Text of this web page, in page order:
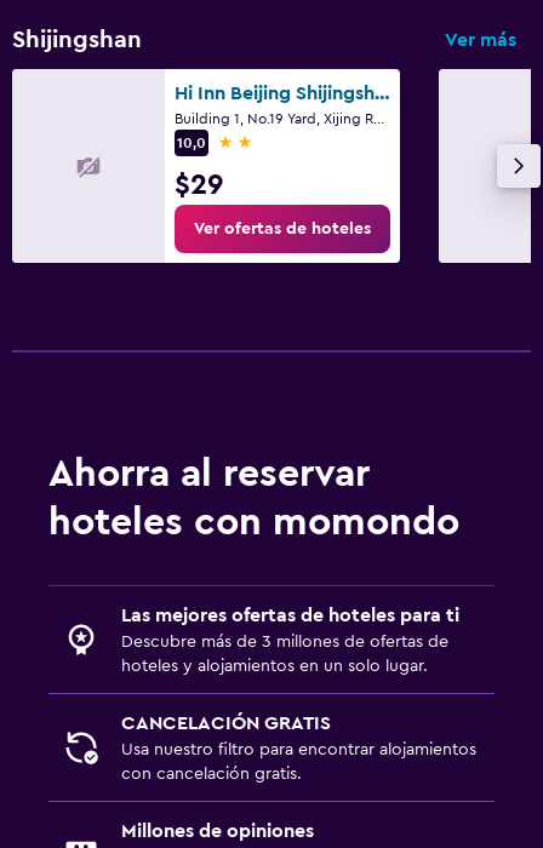
Shijingshan Ver más
Hi Inn Beijing Shijingshan Pingguo Yuan Metro Station
10,0
2 estrellas
$29
Ver ofertas de hoteles
Ahorra al reservar
hoteles con momondo
Las mejores ofertas de hoteles para ti
Descubre más de 3 millones de ofertas de
hoteles y alojamientos en un solo lugar.
CANCELACIÓN GRATIS
Usa nuestro filtro para encontrar alojamientos
con cancelación gratis.
Millones de opiniones